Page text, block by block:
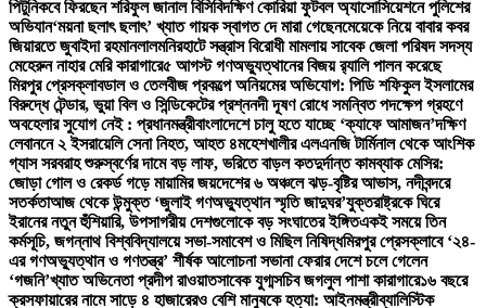
পিটুনিকবে ফিরছেন শরিফুল জানাল বিসিবিদক্ষিণ কোরিয়া ফুটবল অ্যাসোসিয়েশনে পুলিশের
অভিযান‘ময়না ছলাৎ ছলাৎ’ খ্যাত গায়ক স্বাগত দে মারা গেছেনমেয়েকে নিয়ে বাবার কবর
জিয়ারতে জুবাইদা রহমানলালমনিরহাটে সন্ত্রাস বিরোধী মামলায় সাবেক জেলা পরিষদ সদস্য
মেহেরুন নাহার মেরি কারাগারে৫ আগস্ট গণঅভ্যুত্থানের বিজয় র‍্যালি পালন করেছে
মিরপুর প্রেসক্লাবডাল ও তেলবীজ প্রকল্পে অনিয়মের অভিযোগ: পিডি শফিকুল ইসলামের
বিরুদ্ধে টেন্ডার, ভুয়া বিল ও সিন্ডিকেটের প্রশ্ননদী দূষণ রোধে সমন্বিত পদক্ষেপ গ্রহণে
অবহেলার সুযোগ নেই : প্রধানমন্ত্রীবাংলাদেশে চালু হতে যাচ্ছে ‘ক্যাফে আমাজন’দক্ষিণ
লেবাননে ২ ইসরায়েলি সেনা নিহত, আহত ৪মহেশখালীর এলএনজি টার্মিনাল থেকে আংশিক
গ্যাস সরবরাহ শুরুস্বর্ণের দামে বড় লাফ, ভরিতে বাড়ল কতদুর্দান্ত কামব্যাক মেসির:
জোড়া গোল ও রেকর্ড গড়ে মায়ামির জয়দেশের ৬ অঞ্চলে ঝড়-বৃষ্টির আভাস, নদীবন্দরে
সতর্কতাআজ থেকে উন্মুক্ত ‘জুলাই গণঅভ্যুত্থান স্মৃতি জাদুঘর’যুক্তরাষ্ট্রকে ঘিরে
ইরানের নতুন হুঁশিয়ারি, উপসাগরীয় দেশগুলোকে বড় সংঘাতের ইঙ্গিতএকই সময়ে তিন
কর্মসূচি, জগন্নাথ বিশ্ববিদ্যালয়ে সভা-সমাবেশ ও মিছিল নিষিদ্ধমিরপুর প্রেসক্লাবে ‘২৪-
এর গণঅভ্যুত্থান ও গণতন্ত্র’ শীর্ষক আলোচনা সভানা ফেরার দেশে চলে গেলেন
‘গজনি’খ্যাত অভিনেতা প্রদীপ রাওয়াতসাবেক যুগ্মসচিব জগলুল পাশা কারাগারে১৬ বছরে
ক্রসফায়ারের নামে সাড়ে ৪ হাজারেরও বেশি মানুষকে হত্যা: আইনমন্ত্রীব্যালিস্টিক